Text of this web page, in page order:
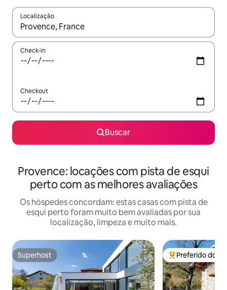
Localização
Quando os resultados estiverem disponíveis, explore-os
Check-in
Checkout
Buscar
Provence: locações com pista de esqui
perto com as melhores avaliações
Os hóspedes concordam: estas casas com pista de
esqui perto foram muito bem avaliadas por sua
localização, limpeza e muito mais.
Superhost
Superhost Entre os
Preferido dos